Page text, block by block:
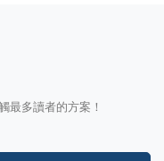
最多讀者的方案！